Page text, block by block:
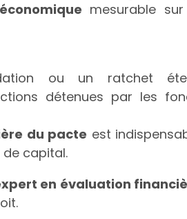
mesurable
ou un ratchet
détenues par les
du pacte est
de capital.
en évaluation